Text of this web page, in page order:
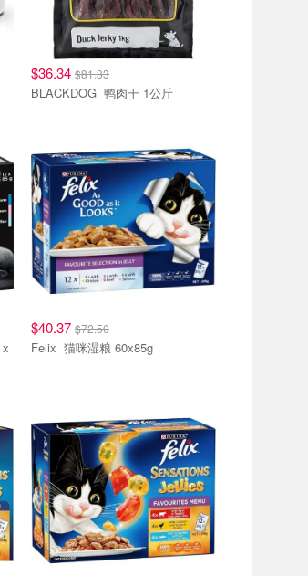
$36.34 $81.33
BLACKDOG 鸭肉干 1公斤
$40.37 $72.50
Felix 猫咪湿粮 60x85g